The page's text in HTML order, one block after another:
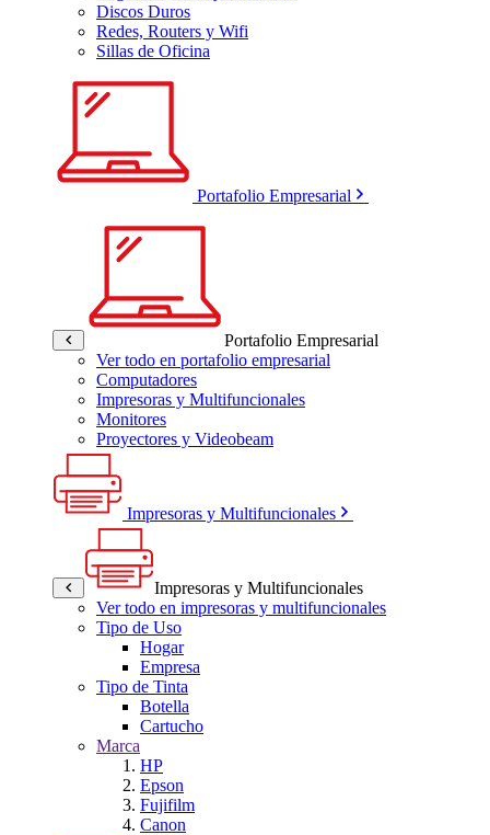
Discos Duros
Redes, Routers y Wifi
Sillas de Oficina
Portafolio Empresarial
Portafolio Empresarial
Ver todo en portafolio empresarial
Computadores
Impresoras y Multifuncionales
Monitores
Proyectores y Videobeam
Impresoras y Multifuncionales
Impresoras y Multifuncionales
Ver todo en impresoras y multifuncionales
Tipo de Uso
Hogar
Empresa
Tipo de Tinta
Botella
Cartucho
Marca
HP
Epson
Fujifilm
Canon